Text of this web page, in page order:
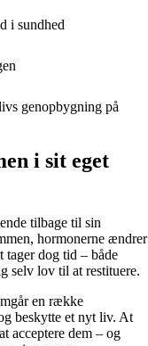
i sundhed
genopbygning på
i sit eget
tilbage til sin
hormonerne ændrer
tager dog tid – både
selv lov til at restituere.
en række
beskytte et nyt liv. At
acceptere dem – og